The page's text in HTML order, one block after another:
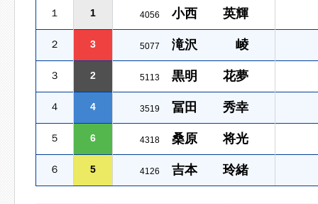
１ 1 4056 小西 英輝
２ 3 5077 滝沢 崚
３ 2 5113 黒明 花夢
４ 4 3519 冨田 秀幸
５ 6 4318 桑原 将光
６ 5 4126 吉本 玲緒